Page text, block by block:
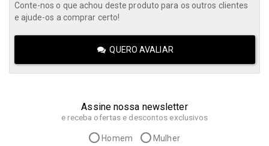
Conte-nos o que achou deste produto para os outros clientes
e ajude-os a comprar certo!
QUERO AVALIAR
Assine nossa newsletter
e receba ofertas e descontos exclusivos
Homem Mulher